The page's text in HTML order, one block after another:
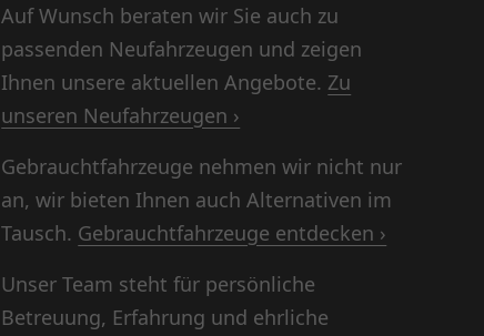
Auf Wunsch beraten wir Sie auch zu
passenden Neufahrzeugen und zeigen
Ihnen unsere aktuellen Angebote. Zu
unseren Neufahrzeugen ›
Gebrauchtfahrzeuge nehmen wir nicht nur
an, wir bieten Ihnen auch Alternativen im
Tausch. Gebrauchtfahrzeuge entdecken ›
Unser Team steht für persönliche
Betreuung, Erfahrung und ehrliche